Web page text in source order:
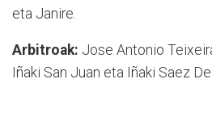
eta Janire.
Arbitroak: Jose Antonio
Iñaki San Juan eta Iñaki Saez